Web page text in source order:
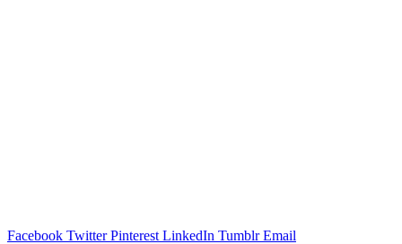
Facebook Twitter Pinterest LinkedIn Tumblr Email